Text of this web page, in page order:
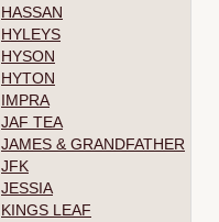
HASSAN
HYLEYS
HYSON
HYTON
IMPRA
JAF TEA
JAMES & GRANDFATHER
JFK
JESSIA
KINGS LEAF